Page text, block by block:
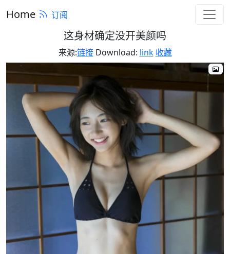
Home 订阅
这身材确定没开美颜吗
来源:链接Download: link 收藏